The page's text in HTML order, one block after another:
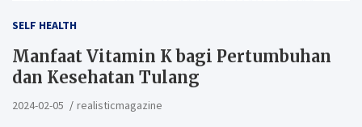
SELF HEALTH
Manfaat Vitamin K bagi Pertumbuhan
dan Kesehatan Tulang
2024-02-05 realisticmagazine